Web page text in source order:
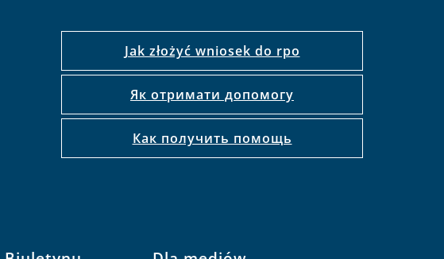
Jak złożyć wniosek do rpo